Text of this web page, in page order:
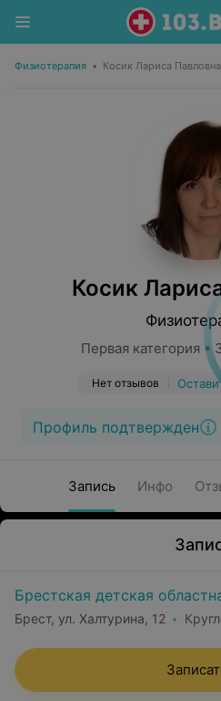
Физиотерапия • Косик Лариса Павловна
Косик
Первая категория •
Нет отзывов
Профиль подтвержден
Запись Инфо
Брестская детская
Брест, ул. Халтурина, 12